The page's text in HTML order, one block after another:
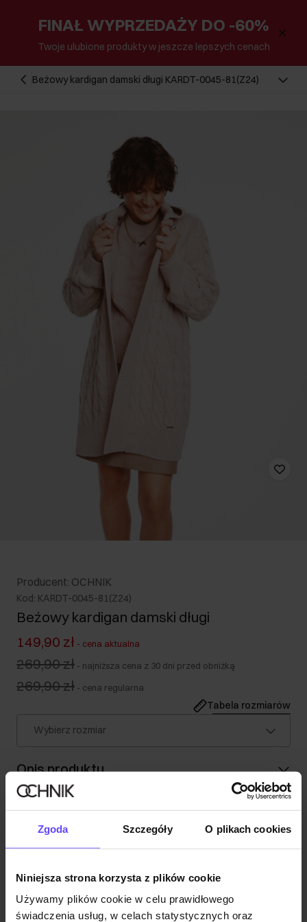
Zgoda Szczegóły O plikach cookies
Niniejsza strona korzysta z plików cookie
Używamy plików cookie w celu prawidłowego
świadczenia usług, w celach statystycznych oraz
FINAŁ WYPRZEDAŻY DO -60%
Twoje ulubione produkty w jeszcze lepszych cenach
Beżowy kardigan damski długi KARDT-0045-81(Z24)
Producent: OCHNIK
Kod: KARDT-0045-81(Z24)
Beżowy kardigan damski długi
149,90 zł - cena aktualna
269,90 zł - najniższa cena z 30 dni przed obniżką
269,90 zł - cena regularna
Tabela rozmiarów
Wybierz rozmiar
Opis produktu
Szczegóły
Opinie